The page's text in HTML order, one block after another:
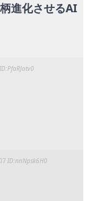
進化させるAI
PfaRJotv0
nnNpsk6H0